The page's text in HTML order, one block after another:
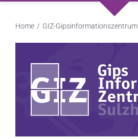
Home GIZ-Gipsinformationszentrum